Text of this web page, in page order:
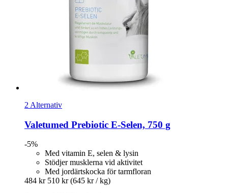
2 Alternativ
Valetumed Prebiotic E-​Selen, 750 g
-5%
Med vitamin E, selen & lysin
Stödjer musklerna vid aktivitet
Med jordärtskocka för tarmfloran
484 kr 510 kr (645 kr / kg)